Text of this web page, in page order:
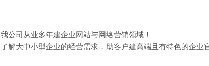
我公司从业多年建企业网站与网络营销领域！
了解大中小型企业的经营需求，助客户建高端且有特色的企业